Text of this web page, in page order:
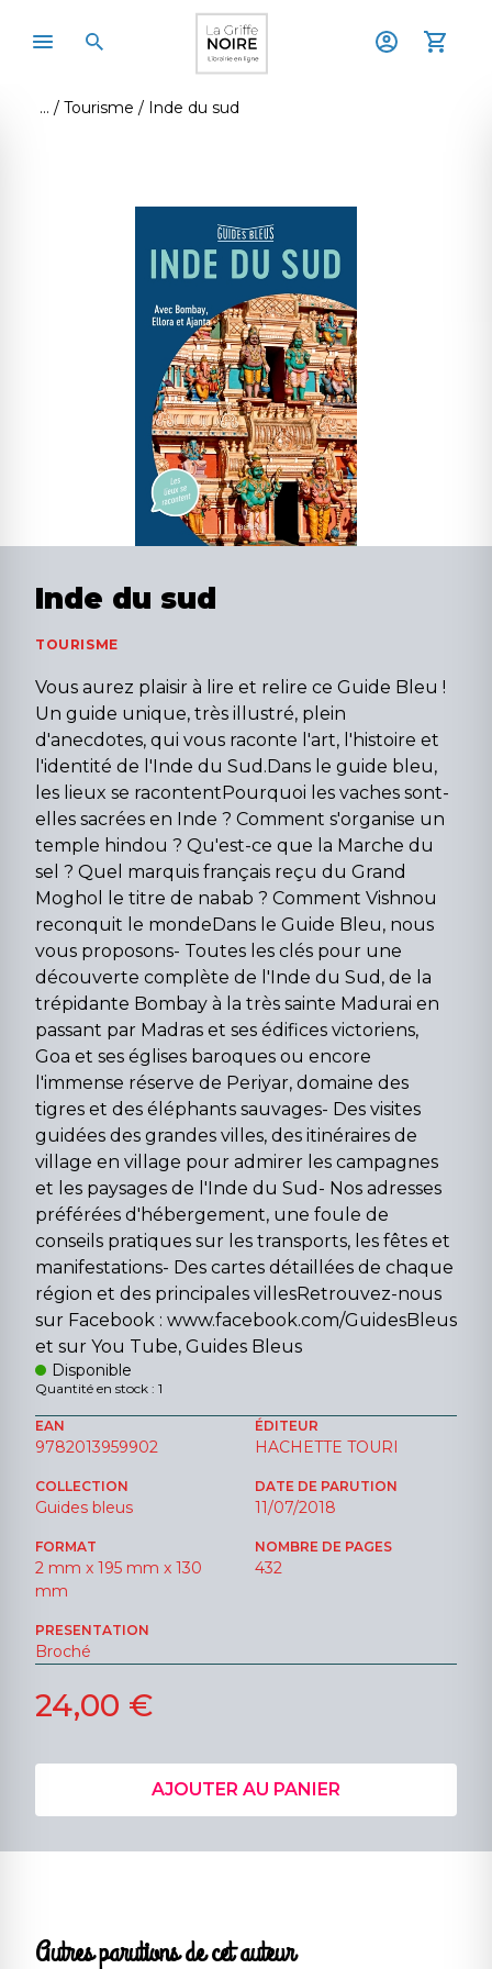
Tourisme Inde du sud
Inde du sud
TOURISME
Vous aurez plaisir à lire et relire ce Guide Bleu !
Un guide unique, très illustré, plein
d'anecdotes, qui vous raconte l'art, l'histoire et
l'identité de l'Inde du Sud.Dans le guide bleu,
les lieux se racontentPourquoi les vaches sont-
elles sacrées en Inde ? Comment s'organise un
temple hindou ? Qu'est-ce que la Marche du
sel ? Quel marquis français reçu du Grand
Moghol le titre de nabab ? Comment Vishnou
reconquit le mondeDans le Guide Bleu, nous
vous proposons- Toutes les clés pour une
découverte complète de l'Inde du Sud, de la
trépidante Bombay à la très sainte Madurai en
passant par Madras et ses édifices victoriens,
Goa et ses églises baroques ou encore
l'immense réserve de Periyar, domaine des
tigres et des éléphants sauvages- Des visites
guidées des grandes villes, des itinéraires de
village en village pour admirer les campagnes
et les paysages de l'Inde du Sud- Nos adresses
préférées d'hébergement, une foule de
conseils pratiques sur les transports, les fêtes et
manifestations- Des cartes détaillées de chaque
région et des principales villesRetrouvez-nous
sur Facebook : www.facebook.com/GuidesBleus
et sur You Tube, Guides Bleus
Disponible
Quantité en stock : 1
EAN
9782013959902
ÉDITEUR
HACHETTE TOURI
COLLECTION
Guides bleus
DATE DE PARUTION
11/07/2018
FORMAT
2 mm x 195 mm x 130
mm
NOMBRE DE PAGES
432
PRESENTATION
Broché
24,00 €
AJOUTER AU PANIER
Autres parutions de cet auteur